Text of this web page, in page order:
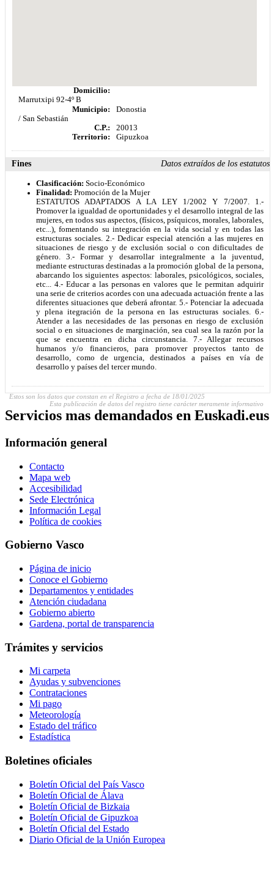
Domicilio:
Marrutxipi 92-4º B
Municipio:
Donostia
/ San Sebastián
C.P.:
20013
Territorio:
Gipuzkoa
Fines Datos extraídos de los estatutos
Clasificación: Socio-Económico
Finalidad: Promoción de la Mujer
ESTATUTOS ADAPTADOS A LA LEY 1/2002 Y 7/2007. 1.-
Promover la igualdad de oportunidades y el desarrollo integral de las
mujeres, en todos sus aspectos, (físicos, psíquicos, morales, laborales,
etc...), fomentando su integración en la vida social y en todas las
estructuras sociales. 2.- Dedicar especial atención a las mujeres en
situaciones de riesgo y de exclusión social o con dificultades de
género. 3.- Formar y desarrollar integralmente a la juventud,
mediante estructuras destinadas a la promoción global de la persona,
abarcando los siguientes aspectos: laborales, psicológicos, sociales,
etc... 4.- Educar a las personas en valores que le permitan adquirir
una serie de criterios acordes con una adecuada actuación frente a las
diferentes situaciones que deberá afrontar. 5.- Potenciar la adecuada
y plena itegración de la persona en las estructuras sociales. 6.-
Atender a las necesidades de las personas en riesgo de exclusión
social o en situaciones de marginación, sea cual sea la razón por la
que se encuentra en dicha circunstancia. 7.- Allegar recursos
humanos y/o financieros, para promover proyectos tanto de
desarrollo, como de urgencia, destinados a países en vía de
desarrollo y países del tercer mundo.
Estos son los datos que constan en el Registro a fecha de 18/01/2025
Esta publicación de datos del registro tiene carácter meramente informativo
Servicios mas demandados en Euskadi.eus
Información general
Contacto
Mapa web
Accesibilidad
Sede Electrónica
Información Legal
Política de cookies
Gobierno Vasco
Página de inicio
Conoce el Gobierno
Departamentos y entidades
Atención ciudadana
Gobierno abierto
Gardena, portal de transparencia
Trámites y servicios
Mi carpeta
Ayudas y subvenciones
Contrataciones
Mi pago
Meteorología
Estado del tráfico
Estadística
Boletines oficiales
Boletín Oficial del País Vasco
Boletín Oficial de Álava
Boletín Oficial de Bizkaia
Boletín Oficial de Gipuzkoa
Boletín Oficial del Estado
Diario Oficial de la Unión Europea